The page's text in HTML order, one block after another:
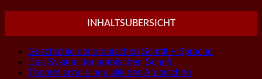
INHALTSUBERSICHT
Geschichte der arabischen Schrift + Sprache
Das System der arabischen Schrift
Theoretische Linguistik des Arabischen